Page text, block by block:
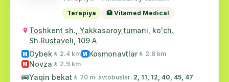
Terapiya 🏥 Vitamed Medical
Toshkent sh., Yakkasaroy tumani, ko'ch.
Sh.Rustaveli, 109 A
M Oybek 🚶 2.4 km M Kosmonavtlar 🚶 2.6 km
M Novza 🚶 2.9 km
🚌Yaqin bekat 🚶 70 m· avtobuslar: 2, 11, 12, 40, 45, 47